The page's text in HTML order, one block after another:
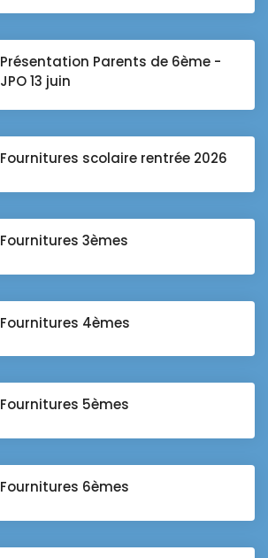
Présentation Parents de 6ème -
JPO 13 juin
Fournitures scolaire rentrée 2026
Fournitures 3èmes
Fournitures 4èmes
Fournitures 5èmes
Fournitures 6èmes